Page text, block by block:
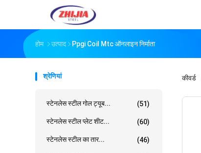
होम उत्पाद Ppgi Coil Mtc ऑनलाइन निर्माता
श्रेणियां
स्टेनलेस स्टील गोल ट्यूब... (51)
स्टेनलेस स्टील प्लेट शीट... (60)
स्टेनलेस स्टील का तार... (46)
कीवर्ड